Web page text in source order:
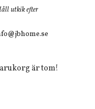
utkik efter
är tom!